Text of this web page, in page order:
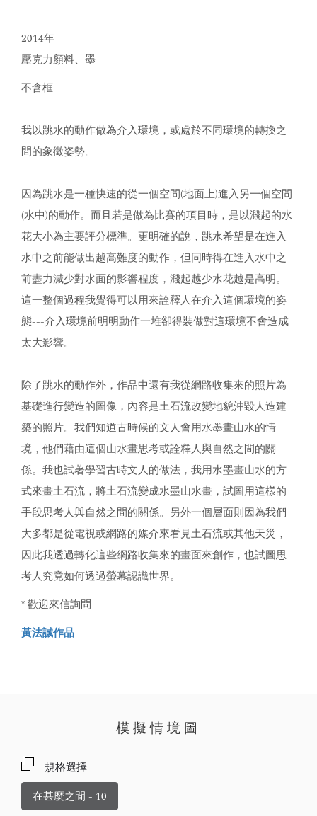
2014年
壓克力顏料、墨
不含框
我以跳水的動作做為介入環境，或處於不同環境的轉換之
間的象徵姿勢。
因為跳水是一種快速的從一個空間(地面上)進入另一個空間
(水中)的動作。而且若是做為比賽的項目時，是以濺起的水
花大小為主要評分標準。更明確的說，跳水希望是在進入
水中之前能做出越高難度的動作，但同時得在進入水中之
前盡力減少對水面的影響程度，濺起越少水花越是高明。
這一整個過程我覺得可以用來詮釋人在介入這個環境的姿
態---介入環境前明明動作一堆卻得裝做對這環境不會造成
太大影響。
除了跳水的動作外，作品中還有我從網路收集來的照片為
基礎進行變造的圖像，內容是土石流改變地貌沖毀人造建
築的照片。我們知道古時候的文人會用水墨畫山水的情
境，他們藉由這個山水畫思考或詮釋人與自然之間的關
係。我也試著學習古時文人的做法，我用水墨畫山水的方
式來畫土石流，將土石流變成水墨山水畫，試圖用這樣的
手段思考人與自然之間的關係。另外一個層面則因為我們
大多都是從電視或網路的媒介來看見土石流或其他天災，
因此我透過轉化這些網路收集來的畫面來創作，也試圖思
考人究竟如何透過螢幕認識世界。
* 歡迎來信詢問
黃法誠作品
模擬情境圖
規格選擇
在甚麼之間 - 10